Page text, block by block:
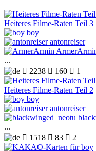
Heiteres Filme-Raten Teil 3
boy
antonreiser
...
 2238  160  1
Heiteres Filme-Raten Teil 2
boy
antonreiser
...
 1518  83  2